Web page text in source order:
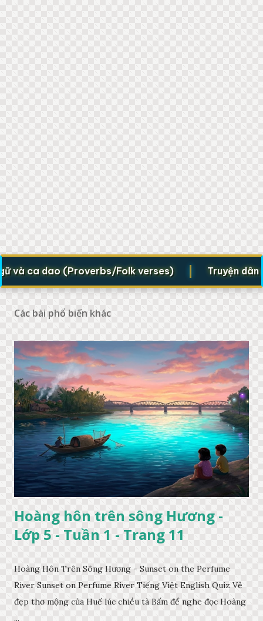
ca dao (Proverbs/Folk verses) | Truyện dân
Các bài phổ biến khác
Hoàng hôn trên sông Hương -
Lớp 5 - Tuần 1 - Trang 11
Hoàng Hôn Trên Sông Hương - Sunset on the Perfume
River Sunset on Perfume River Tiếng Việt English Quiz Vẻ
đẹp thơ mộng của Huế lúc chiều tà Bấm để nghe đọc Hoàng
...